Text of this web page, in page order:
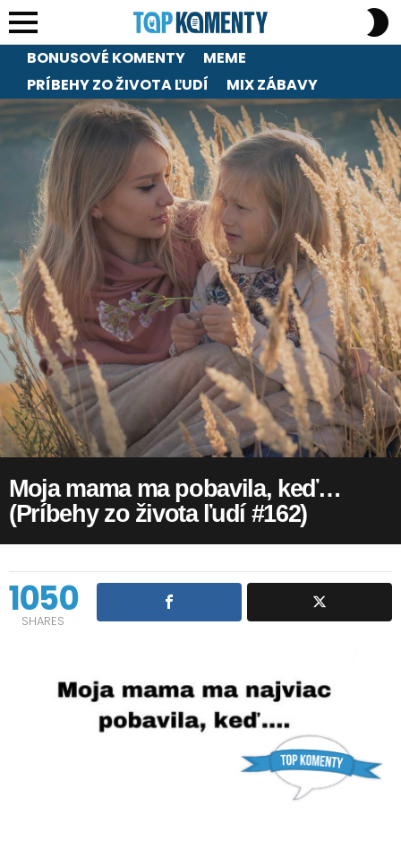
Menu
BONUSOVÉ KOMENTY
MEME
PRÍBEHY ZO ŽIVOTA ĽUDÍ
MIX ZÁBAVY
Moja mama ma pobavila, keď…
(Príbehy zo života ľudí #162)
1050
SHARES